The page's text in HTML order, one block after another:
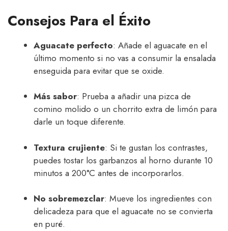
Consejos Para el Éxito
Aguacate perfecto: Añade el aguacate en el
último momento si no vas a consumir la ensalada
enseguida para evitar que se oxide.
Más sabor: Prueba a añadir una pizca de
comino molido o un chorrito extra de limón para
darle un toque diferente.
Textura crujiente: Si te gustan los contrastes,
puedes tostar los garbanzos al horno durante 10
minutos a 200°C antes de incorporarlos.
No sobremezclar: Mueve los ingredientes con
delicadeza para que el aguacate no se convierta
en puré.